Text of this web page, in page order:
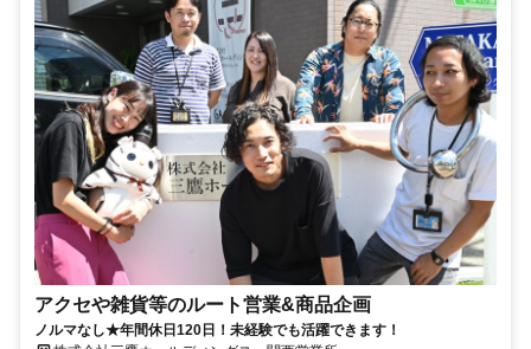
アクセや雑貨等のルート営業&商品企画
ノルマなし★年間休日120日！未経験でも活躍できます！